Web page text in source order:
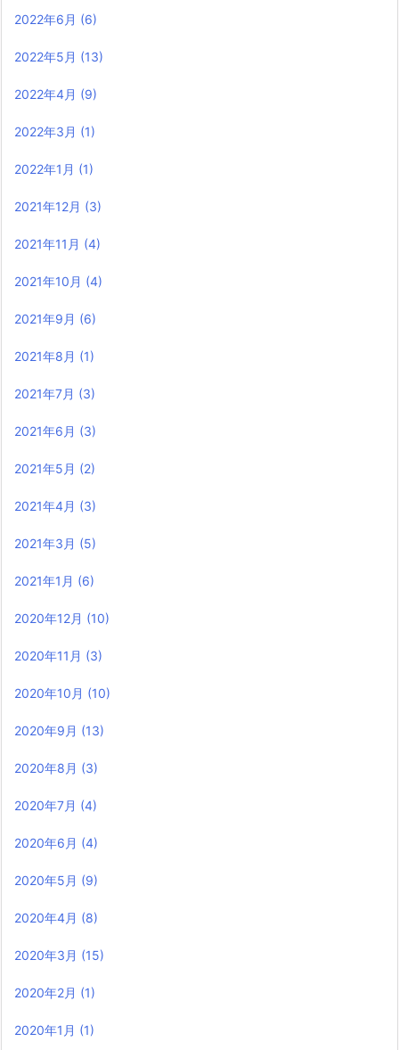
2022年6月 (6)
2022年5月 (13)
2022年4月 (9)
2022年3月 (1)
2022年1月 (1)
2021年12月 (3)
2021年11月 (4)
2021年10月 (4)
2021年9月 (6)
2021年8月 (1)
2021年7月 (3)
2021年6月 (3)
2021年5月 (2)
2021年4月 (3)
2021年3月 (5)
2021年1月 (6)
2020年12月 (10)
2020年11月 (3)
2020年10月 (10)
2020年9月 (13)
2020年8月 (3)
2020年7月 (4)
2020年6月 (4)
2020年5月 (9)
2020年4月 (8)
2020年3月 (15)
2020年2月 (1)
2020年1月 (1)